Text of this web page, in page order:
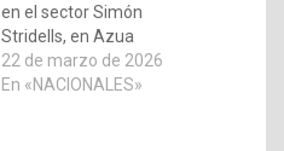
en el sector Simón
Stridells, en Azua
22 de marzo de 2026
En «NACIONALES»